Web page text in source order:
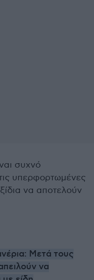
συχνό
υπερφορτωμένες
να αποτελούν
Μετά τους
να